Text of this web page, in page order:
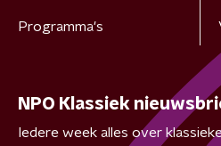
Programma's
NPO Klassiek
Iedere week alles over